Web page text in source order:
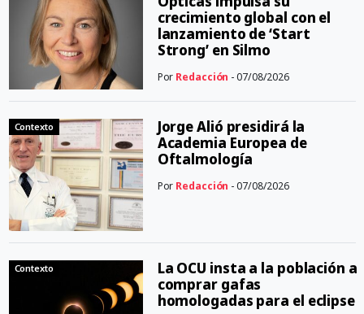
crecimiento global con el
lanzamiento de ‘Start
Strong’ en Silmo
Por Redacción - 07/08/2026
Contexto
Jorge Alió presidirá la
Academia Europea de
Oftalmología
Por Redacción - 07/08/2026
Contexto
La OCU insta a la población a
comprar gafas
homologadas para el eclipse